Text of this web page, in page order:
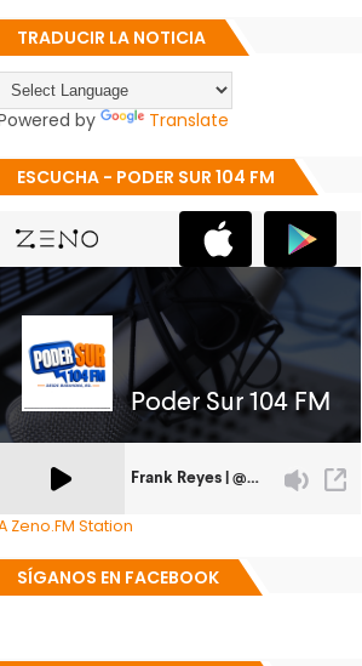
TRADUCIR LA NOTICIA
by Translate
ESCUCHA - PODER SUR 104 FM
Zeno.FM Station
SÍGANOS EN FACEBOOK